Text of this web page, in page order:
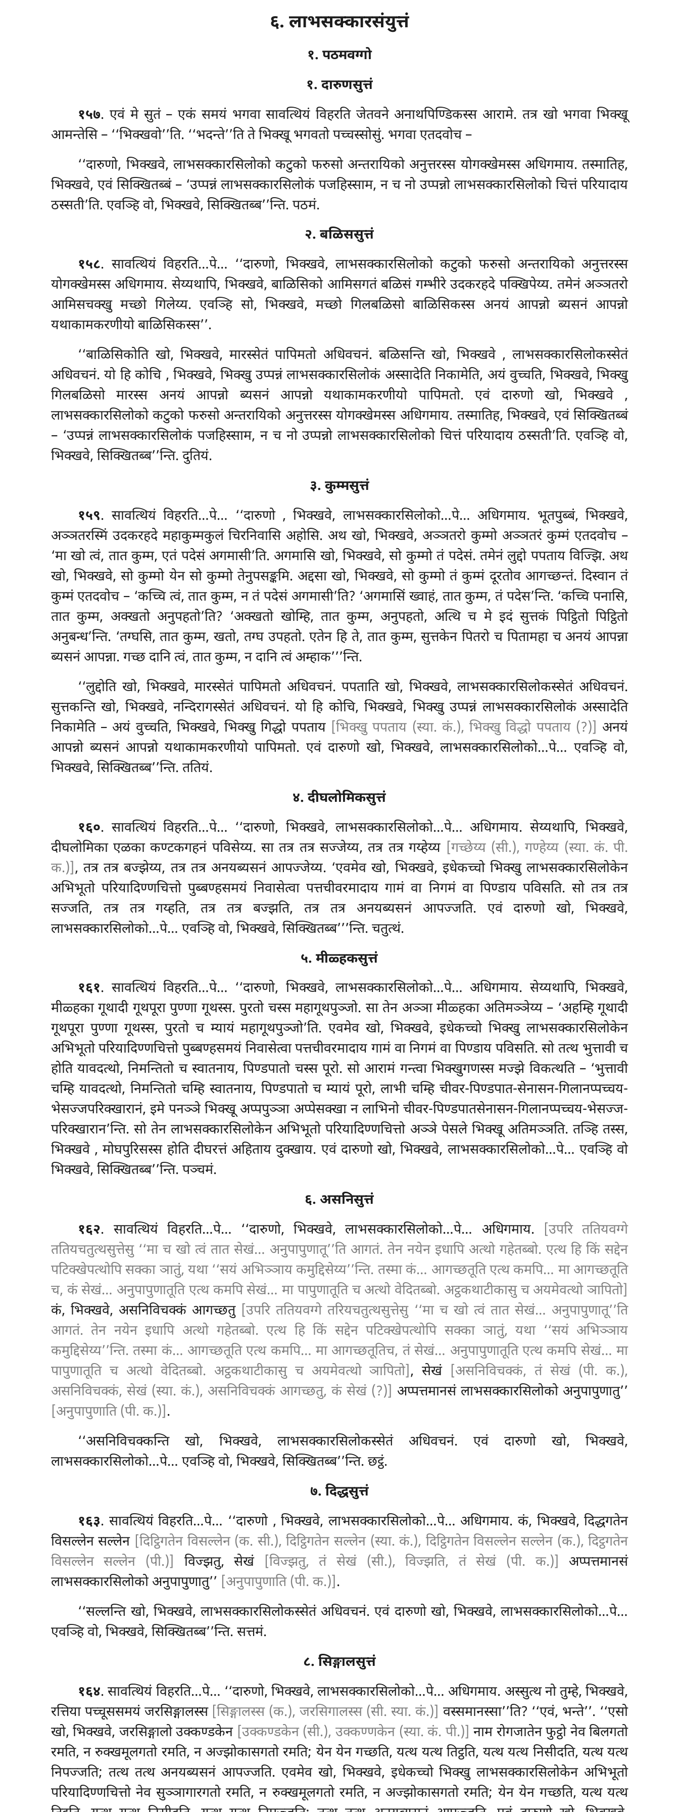
६. लाभसक्कारसंयुत्तं
१. पठमवग्गो
१. दारुणसुत्तं
१५७. एवं मे सुतं – एकं समयं भगवा सावत्थियं विहरति जेतवने अनाथपिण्डिकस्स आरामे. तत्र खो भगवा भिक्खू
आमन्तेसि – ‘‘भिक्खवो’’ति. ‘‘भदन्ते’’ति ते भिक्खू भगवतो पच्चस्सोसुं. भगवाएतदवोच –
‘‘दारुणो, भिक्खवे, लाभसक्कारसिलोको कटुको फरुसो अन्तरायिको अनुत्तरस्स योगक्खेमस्स अधिगमाय. तस्मातिह,
भिक्खवे, एवं सिक्खितब्बं – ‘उप्पन्नं लाभसक्कारसिलोकं पजहिस्साम, न च नो उप्पन्नो लाभसक्कारसिलोको चित्तं परियादाय
ठस्सती’ति. एवञ्हि वो, भिक्खवे, सिक्खितब्ब’’न्ति. पठमं.
२. बळिससुत्तं
१५८. सावत्थियं विहरति…पे… ‘‘दारुणो, भिक्खवे, लाभसक्कारसिलोको कटुको फरुसो अन्तरायिको अनुत्तरस्स
योगक्खेमस्स अधिगमाय. सेय्यथापि, भिक्खवे, बाळिसिको आमिसगतं बळिसं गम्भीरे उदकरहदे पक्खिपेय्य. तमेनं अञ्ञतरो
आमिसचक्खु मच्छो गिलेय्य. एवञ्हि सो, भिक्खवे, मच्छो गिलबळिसो बाळिसिकस्स अनयं आपन्नो ब्यसनं आपन्नो
यथाकामकरणीयो बाळिसिकस्स’’.
‘‘बाळिसिकोति खो, भिक्खवे, मारस्सेतं पापिमतो अधिवचनं. बळिसन्ति खो, भिक्खवे , लाभसक्कारसिलोकस्सेतं
अधिवचनं. यो हि कोचि , भिक्खवे, भिक्खु उप्पन्नं लाभसक्कारसिलोकं अस्सादेति निकामेति, अयं वुच्चति, भिक्खवे, भिक्खु
गिलबळिसो मारस्स अनयं आपन्नो ब्यसनं आपन्नो यथाकामकरणीयो पापिमतो. एवं दारुणो खो, भिक्खवे ,
लाभसक्कारसिलोको कटुको फरुसो अन्तरायिको अनुत्तरस्स योगक्खेमस्स अधिगमाय. तस्मातिह, भिक्खवे, एवं सिक्खितब्बं
– ‘उप्पन्नं लाभसक्कारसिलोकं पजहिस्साम, न च नो उप्पन्नो लाभसक्कारसिलोको चित्तं परियादाय ठस्सती’ति. एवञ्हि वो,
भिक्खवे, सिक्खितब्ब’’न्ति. दुतियं.
३. कुम्मसुत्तं
१५९. सावत्थियं विहरति…पे… ‘‘दारुणो , भिक्खवे, लाभसक्कारसिलोको…पे… अधिगमाय. भूतपुब्बं, भिक्खवे,
अञ्ञतरस्मिं उदकरहदे महाकुम्मकुलं चिरनिवासि अहोसि. अथ खो, भिक्खवे, अञ्ञतरो कुम्मो अञ्ञतरं कुम्मं एतदवोच –
‘मा खो त्वं, तात कुम्म, एतं पदेसं अगमासी’ति. अगमासि खो, भिक्खवे, सो कुम्मो तं पदेसं. तमेनं लुद्दो पपताय विज्झि. अथ
खो, भिक्खवे, सो कुम्मो येन सो कुम्मो तेनुपसङ्कमि. अद्दसा खो, भिक्खवे, सो कुम्मो तं कुम्मं दूरतोव आगच्छन्तं. दिस्वान तं
कुम्मं एतदवोच – ‘कच्चि त्वं, तात कुम्म, न तं पदेसं अगमासी’ति? ‘अगमासिं ख्वाहं, तात कुम्म, तं पदेस’न्ति. ‘कच्चिपनासि,
तात कुम्म, अक्खतो अनुपहतो’ति? ‘अक्खतो खोम्हि, तात कुम्म, अनुपहतो, अत्थि च मे इदं सुत्तकं पिट्ठितो पिट्ठितो
अनुबन्ध’न्ति. ‘तग्घसि, तात कुम्म, खतो, तग्घ उपहतो. एतेन हि ते, तात कुम्म, सुत्तकेन पितरो च पितामहा च अनयं आपन्ना
ब्यसनं आपन्ना. गच्छ दानि त्वं, तात कुम्म, न दानि त्वं अम्हाक’’’न्ति.
‘‘लुद्दोति खो, भिक्खवे, मारस्सेतं पापिमतो अधिवचनं. पपताति खो, भिक्खवे, लाभसक्कारसिलोकस्सेतं अधिवचनं.
सुत्तकन्ति खो, भिक्खवे, नन्दिरागस्सेतं अधिवचनं. यो हि कोचि, भिक्खवे, भिक्खु उप्पन्नं लाभसक्कारसिलोकं अस्सादेति
निकामेति – अयं वुच्चति, भिक्खवे, भिक्खु गिद्धो पपताय [भिक्खु पपताय (स्या. कं.), भिक्खु विद्धो पपताय (?)] अनयं
आपन्नो ब्यसनं आपन्नो यथाकामकरणीयो पापिमतो. एवं दारुणो खो, भिक्खवे, लाभसक्कारसिलोको…पे… एवञ्हिवो,
भिक्खवे, सिक्खितब्ब’’न्ति. ततियं.
४. दीघलोमिकसुत्तं
१६०. सावत्थियंविहरति…पे… ‘‘दारुणो, भिक्खवे, लाभसक्कारसिलोको…पे… अधिगमाय. सेय्यथापि, भिक्खवे,
दीघलोमिका एळका कण्टकगहनं पविसेय्य. सा तत्र तत्र सज्जेय्य, तत्र तत्र गय्हेय्य [गच्छेय्य (सी.), गण्हेय्य (स्या. कं. पी.
क.)], तत्र तत्र बज्झेय्य, तत्र तत्र अनयब्यसनं आपज्जेय्य. ‘एवमेव खो, भिक्खवे, इधेकच्चो भिक्खु लाभसक्कारसिलोकेन
अभिभूतो परियादिण्णचित्तो पुब्बण्हसमयं निवासेत्वा पत्तचीवरमादाय गामं वा निगमं वा पिण्डाय पविसति. सो तत्र तत्र
सज्जति, तत्र तत्र गय्हति, तत्र तत्र बज्झति, तत्र तत्र अनयब्यसनं आपज्जति. एवं दारुणो खो, भिक्खवे,
लाभसक्कारसिलोको…पे… एवञ्हि वो, भिक्खवे, सिक्खितब्ब’’’न्ति. चतुत्थं.
५. मीळ्हकसुत्तं
१६१. सावत्थियं विहरति…पे… ‘‘दारुणो, भिक्खवे, लाभसक्कारसिलोको…पे… अधिगमाय. सेय्यथापि, भिक्खवे,
मीळ्हका गूथादी गूथपूरा पुण्णा गूथस्स. पुरतो चस्स महागूथपुञ्जो. सा तेन अञ्ञा मीळ्हका अतिमञ्ञेय्य – ‘अहम्हि गूथादी
गूथपूरा पुण्णा गूथस्स, पुरतो च म्यायं महागूथपुञ्जो’ति. एवमेवखो, भिक्खवे, इधेकच्चो भिक्खु लाभसक्कारसिलोकेन
अभिभूतो परियादिण्णचित्तो पुब्बण्हसमयं निवासेत्वा पत्तचीवरमादाय गामं वा निगमं वा पिण्डाय पविसति. सो तत्थ भुत्तावी च
होति यावदत्थो, निमन्तितो च स्वातनाय, पिण्डपातो चस्स पूरो. सो आरामं गन्त्वा भिक्खुगणस्स मज्झे विकत्थति – ‘भुत्तावी
चम्हि यावदत्थो, निमन्तितो चम्हि स्वातनाय, पिण्डपातो च म्यायं पूरो, लाभी चम्हि चीवर-पिण्डपात-सेनासन-गिलानप्पच्चय-
भेसज्जपरिक्खारानं, इमे पनञ्ञे भिक्खू अप्पपुञ्ञा अप्पेसक्खा न लाभिनो चीवर-पिण्डपातसेनासन-गिलानप्पच्चय-भेसज्ज-
परिक्खारान’न्ति. सो तेन लाभसक्कारसिलोकेन अभिभूतो परियादिण्णचित्तो अञ्ञे पेसले भिक्खू अतिमञ्ञति. तञ्हि तस्स,
भिक्खवे , मोघपुरिसस्स होति दीघरत्तं अहिताय दुक्खाय. एवं दारुणो खो, भिक्खवे, लाभसक्कारसिलोको…पे… एवञ्हि वो
भिक्खवे, सिक्खितब्ब’’न्ति. पञ्चमं.
६. असनिसुत्तं
१६२. सावत्थियं विहरति…पे… ‘‘दारुणो, भिक्खवे, लाभसक्कारसिलोको…पे… अधिगमाय.
[उपरि ततियवग्गे
ततियचतुत्थसुत्तेसु ‘‘मा च खो त्वं तात सेखं… अनुपापुणातू’’ति आगतं. तेन नयेन इधापि अत्थो गहेतब्बो. एत्थ हि किं सद्देन
पटिक्खेपत्थोपि सक्का ञातुं, यथा ‘‘सयं अभिञ्ञाय कमुद्दिसेय्य’’न्ति. तस्मा कं… आगच्छतूति एत्थ कमपि… मा आगच्छतूति
च, कं सेखं… अनुपापुणातूति एत्थ कमपि सेखं… मा पापुणातूति च अत्थो वेदितब्बो. अट्ठकथाटीकासु च अयमेवत्थो ञापितो]
कं, भिक्खवे, असनिविचक्कं आगच्छतु [उपरि ततियवग्गे तरियचतुत्थसुत्तेसु ‘‘मा च खो त्वं तात सेखं… अनुपापुणातू’’ति
आगतं. तेन नयेन इधापि अत्थो गहेतब्बो. एत्थ हि किं सद्देन पटिक्खेपत्थोपि सक्का ञातुं, यथा ‘‘सयं अभिञ्ञाय
कमुद्दिसेय्य’’न्ति. तस्मा कं… आगच्छतूति एत्थ कमपि… मा आगच्छतूतिच, तं सेखं… अनुपापुणातूति एत्थ कमपि सेखं… मा
पापुणातूति च अत्थो वेदितब्बो. अट्ठकथाटीकासु च अयमेवत्थो ञापितो], सेखं [असनिविचक्कं, तं सेखं (पी. क.),
असनिविचक्कं, सेखं (स्या. कं.), असनिविचक्कं आगच्छतु, कं सेखं (?)] अप्पत्तमानसं लाभसक्कारसिलोको अनुपापुणातु’’
[अनुपापुणाति (पी. क.)] .
‘‘असनिविचक्कन्ति खो, भिक्खवे, लाभसक्कारसिलोकस्सेतं अधिवचनं. एवं दारुणो खो, भिक्खवे,
लाभसक्कारसिलोको…पे… एवञ्हि वो, भिक्खवे, सिक्खितब्ब’’न्ति. छट्ठं.
७. दिद्धसुत्तं
१६३. सावत्थियं विहरति…पे… ‘‘दारुणो , भिक्खवे, लाभसक्कारसिलोको…पे… अधिगमाय. कं, भिक्खवे, दिद्धगतेन
विसल्लेन सल्लेन [दिट्ठिगतेन विसल्लेन (क. सी.), दिट्ठिगतेन सल्लेन (स्या. कं.), दिट्ठिगतेन विसल्लेन सल्लेन (क.), दिट्ठगतेन
विसल्लेन सल्लेन (पी.)]
विज्झतु, सेखं [विज्झतु, तं सेखं (सी.), विज्झति, तं सेखं (पी. क.)]
अप्पत्तमानसं
लाभसक्कारसिलोको अनुपापुणातु’’ [अनुपापुणाति (पी. क.)] .
‘‘सल्लन्ति खो, भिक्खवे, लाभसक्कारसिलोकस्सेतं अधिवचनं. एवं दारुणो खो, भिक्खवे, लाभसक्कारसिलोको…पे…
एवञ्हि वो, भिक्खवे, सिक्खितब्ब’’न्ति. सत्तमं.
८. सिङ्गालसुत्तं
१६४. सावत्थियं विहरति…पे… ‘‘दारुणो, भिक्खवे, लाभसक्कारसिलोको…पे… अधिगमाय. अस्सुत्थ नो तुम्हे, भिक्खवे,
रत्तिया पच्चूससमयं जरसिङ्गालस्स [सिङ्गालस्स (क.), जरसिगालस्स (सी. स्या. कं.)] वस्समानस्सा’’ति? ‘‘एवं, भन्ते’’. ‘‘एसो
खो, भिक्खवे, जरसिङ्गालो उक्कण्डकेन [उक्कण्डकेन (सी.), उक्कण्णकेन (स्या. कं. पी.)] नाम रोगजातेन फुट्ठो नेव बिलगतो
रमति, न रुक्खमूलगतो रमति, न अज्झोकासगतो रमति; येन येन गच्छति, यत्थ यत्थ तिट्ठति, यत्थ यत्थ निसीदति, यत्थ यत्थ
निपज्जति; तत्थ तत्थ अनयब्यसनं आपज्जति. एवमेव खो, भिक्खवे, इधेकच्चो भिक्खु लाभसक्कारसिलोकेन अभिभूतो
परियादिण्णचित्तो नेव सुञ्ञागारगतो रमति, न रुक्खमूलगतो रमति, न अज्झोकासगतो रमति; येन येन गच्छति, यत्थ यत्थ